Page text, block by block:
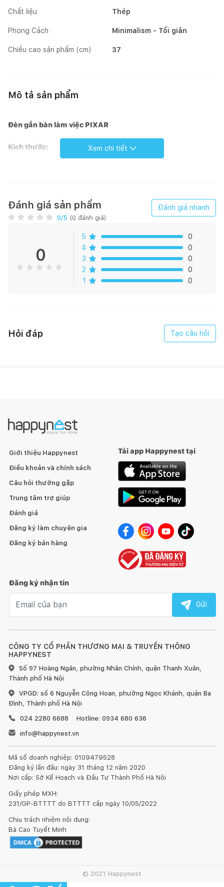
Chất liệu Thép
Phong Cách Minimalism - Tối giản
Chiều cao sản phẩm (cm) 37
Mô tả sản phẩm
Đèn gắn bàn làm việc PIXAR
Kích thước:
Chất liệu: Thép ống cứng được sơn tĩnh điện.
Đèn Bàn Pixar Đen là mẫu đèn bàn cá tính độc đáo cho không
gian học tập làm việc. Thân đèn phân đốt gấp khúc, được làm
từ chất liệu thép ống sơn tĩnh điện đen tinh tế. Đèn không có
chân cố định mà có hệ thống chốt bám, giúp người dùng thoải
mái gắn đèn ở bất cứ vị trí nào trên bàn làm việc. Cầu đèn nón
Xem chi tiết
Đánh giá sản phẩm
0/5 (0 đánh giá)
Đánh giá nhanh
0
5
0
4
0
3
0
2
0
1
0
Hỏi đáp Tạo câu hỏi
CÔNG TY CỔ PHẦN THƯƠNG MẠI & TRUYỀN THÔNG
HAPPYNEST
Số 97 Hoàng Ngân, phường Nhân Chính, quận Thanh Xuân,
Thành phố Hà Nội
VPGD: số 6 Nguyễn Công Hoan, phường Ngọc Khánh, quận Ba
Đình, Thành phố Hà Nội
024 2280 6688
Hotline: 0934 680 636
info@happynest.vn
Mã số doanh nghiệp: 0109479528
Đăng ký lần đầu: ngày 31 tháng 12 năm 2020
Nơi cấp: Sở Kế Hoạch và Đầu Tư Thành Phố Hà Nội
Giấy phép MXH:
231/GP-BTTTT do BTTTT cấp ngày 10/05/2022
Chịu trách nhiệm nội dung:
Bà Cao Tuyết Minh
Giới thiệu Happynest
Điều khoản và chính sách
Câu hỏi thường gặp
Trung tâm trợ giúp
Đánh giá
Đăng ký làm chuyên gia
Đăng ký bán hàng
Tải app Happynest tại
Đăng ký nhận tin
Gửi
© 2021 Happynest